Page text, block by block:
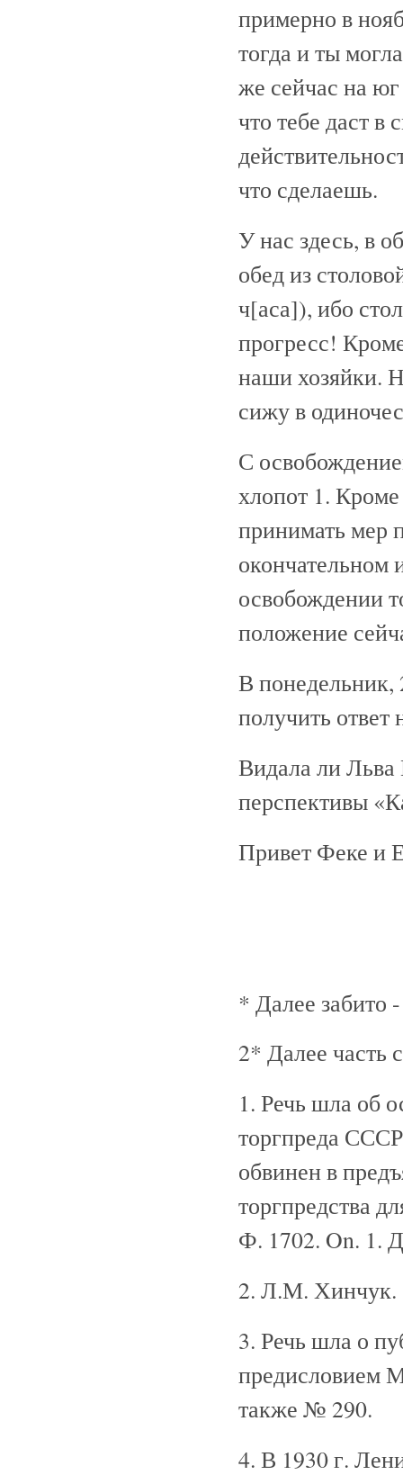
примерно в
тогда и ты
же сейчас на
что тебе даст в
что сделаешь.
У нас здесь, в
обед из
ч[аса]), ибо
прогресс!
наши хозяйки.
сижу в
С
хлопот 1.
принимать мер
окончательном
освобождении
положение
В понедельник,
получить
Видала ли
перспективы
Привет Феке и
* Далее забито
2* Далее часть
1. Речь шла об
торгпреда
обвинен в
торгпредства
Ф. 1702. On. 1.
2. Л.М. Хинчук.
3. Речь шла о
предисловием
также № 290.
4. В 1930 г.